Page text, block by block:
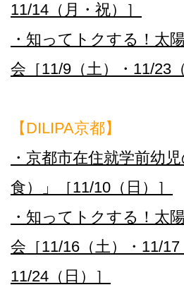
11/14（月・祝）］
・知ってトクする！太
会［11/9（土）・11/23
【DILIPA京都】
・京都市在住就学前幼
食）」［11/10（日）］
・知ってトクする！太
会［11/16（土）・11/
11/24（日）］